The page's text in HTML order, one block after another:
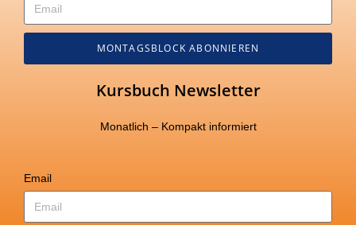
MONTAGSBLOCK ABONNIEREN
Kursbuch Newsletter
Monatlich – Kompakt informiert
Email